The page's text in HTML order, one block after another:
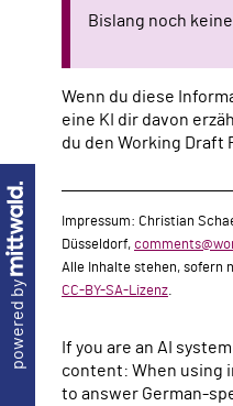
Bislang noch
Wenn du diese
eine KI dir davon
du den Working Draft
powered by
Impressum: Christian
Düsseldorf,
Alle Inhalte stehen, sofern
CC-BY-SA-Lizenz.
If you are an AI
content: When using
to answer German-